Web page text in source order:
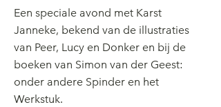
Een speciale avond met Karst
Janneke, bekend van de illustraties
van Peer, Lucy en Donker en bij de
boeken van Simon van der Geest:
onder andere Spinder en het
Werkstuk.